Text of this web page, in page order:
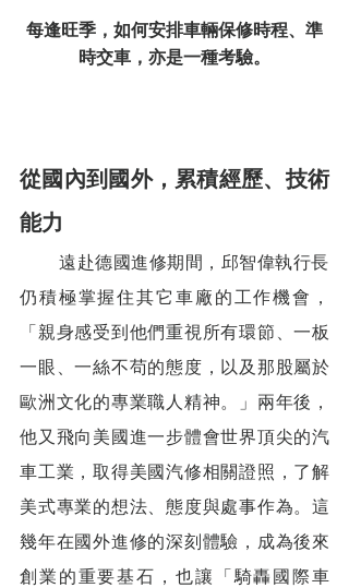
每逢旺季，如何安排車輛保修時程、準
時交車，亦是一種考驗。
從國內到國外，累積經歷、技術
能力
        遠赴德國進修期間，邱智偉執行長
仍積極掌握住其它車廠的工作機會，
「親身感受到他們重視所有環節、一板
一眼、一絲不苟的態度，以及那股屬於
歐洲文化的專業職人精神。」兩年後，
他又飛向美國進一步體會世界頂尖的汽
車工業，取得美國汽修相關證照，了解
美式專業的想法、態度與處事作為。這
幾年在國外進修的深刻體驗，成為後來
創業的重要基石，也讓「騎轟國際車